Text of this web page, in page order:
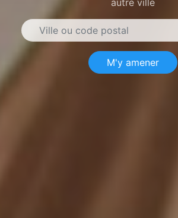
autre ville
M'y amener